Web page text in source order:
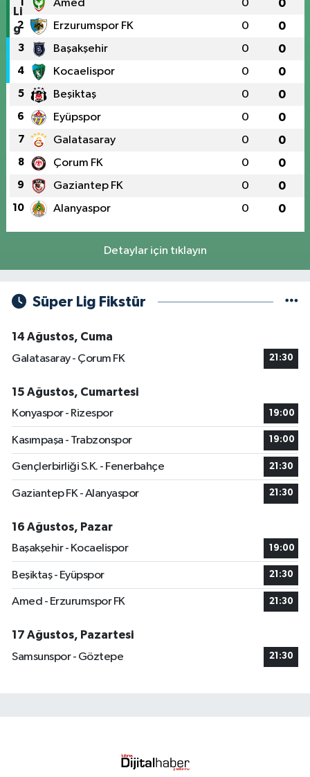
1 Amed 0 0
2 Erzurumspor FK 0 0
3 Başakşehir 0 0
4 Kocaelispor 0 0
5 Beşiktaş 0 0
6 Eyüpspor 0 0
7 Galatasaray 0 0
8 Çorum FK 0 0
9 Gaziantep FK 0 0
10 Alanyaspor 0 0
Detaylar için tıklayın
Süper Lig Fikstür
14 Ağustos, Cuma
Galatasaray - Çorum FK
21:30
15 Ağustos, Cumartesi
Konyaspor - Rizespor
19:00
Kasımpaşa - Trabzonspor 19:00
Gençlerbirliği S.K. - Fenerbahçe 21:30
Gaziantep FK - Alanyaspor 21:30
16 Ağustos, Pazar
Başakşehir - Kocaelispor
19:00
Beşiktaş - Eyüpspor 21:30
Amed - Erzurumspor FK 21:30
17 Ağustos, Pazartesi
Samsunspor - Göztepe
21:30